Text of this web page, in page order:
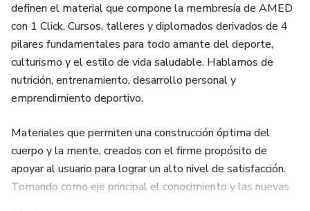
definen el material que compone la membresía de AMED
con 1 Click. Cursos, talleres y diplomados derivados de 4
pilares fundamentales para todo amante del deporte,
culturismo y el estilo de vida saludable. Hablamos de
nutrición, entrenamiento, desarrollo personal y
emprendimiento deportivo.
Materiales que permiten una construcción óptima del
cuerpo y la mente, creados con el firme propósito de
apoyar al usuario para lograr un alto nivel de satisfacción.
Tomando como eje principal el conocimiento y las nuevas